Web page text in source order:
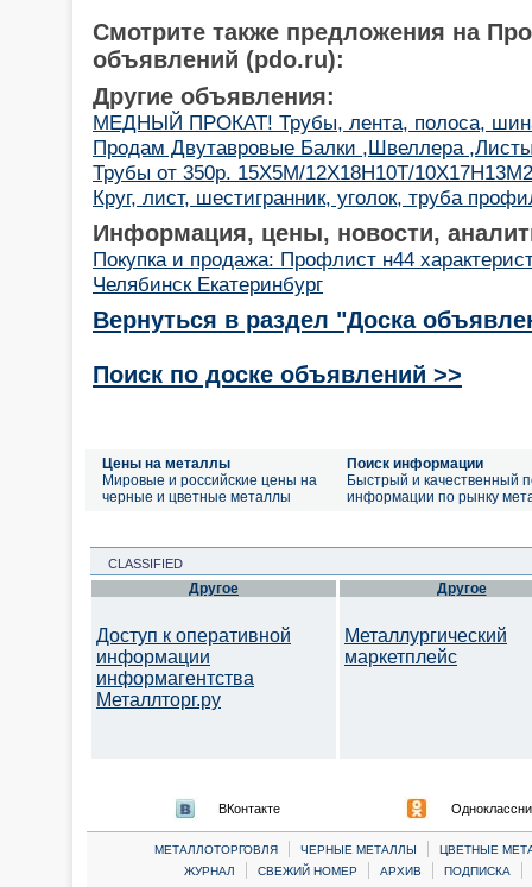
Смотрите также предложения на
объявлений (pdo.ru):
Другие объявления:
МЕДНЫЙ ПРОКАТ! Трубы, лента, полоса,
Продам Двутавровые Балки ,Швеллера
Трубы от 350р. 15Х5М/12Х18Н10Т/
Круг, лист, шестигранник, уголок, труба
Информация, цены, новости,
Покупка и продажа: Профлист н44
Челябинск Екатеринбург
Вернуться в раздел "Доска
Поиск по доске объявлений >>
Цены на металлы
Мировые и российские цены на
черные и цветные металлы
Поиск информации
Быстрый и качественный
информации по рынку
CLASSIFIED
Другое
Доступ к оперативной
информации
информагентства
Металлторг.ру
Другое
Металлургический
маркетплейс
ВКонтакте
МЕТАЛЛОТОРГОВЛЯ | ЧЕРНЫЕ МЕТАЛЛЫ |
ЦВЕТНЫЕ
ЖУРНАЛ
| СВЕЖИЙ НОМЕР | АРХИВ | ПОДПИСКА |